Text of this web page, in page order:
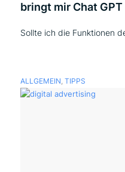
bringt mir Chat
Sollte ich die Funktionen
ALLGEMEIN, TIPPS